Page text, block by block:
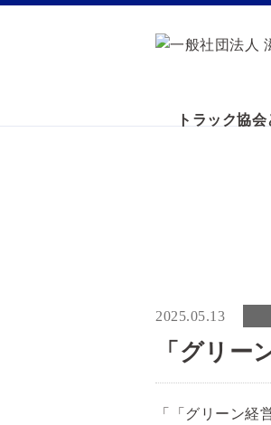
トラック協会
2025.05.13
「グリー
「「グリーン経